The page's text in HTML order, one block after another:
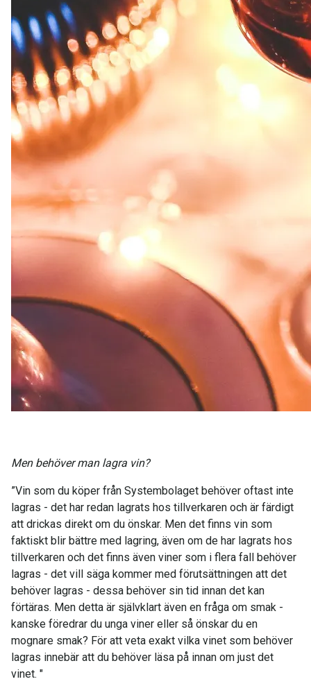
Men behöver man lagra vin?
”Vin som du köper från Systembolaget behöver oftast inte
lagras - det har redan lagrats hos tillverkaren och är färdigt
att drickas direkt om du önskar. Men det finns vin som
faktiskt blir bättre med lagring, även om de har lagrats hos
tillverkaren och det finns även viner som i flera fall behöver
lagras - det vill säga kommer med förutsättningen att det
behöver lagras - dessa behöver sin tid innan det kan
förtäras. Men detta är självklart även en fråga om smak -
kanske föredrar du unga viner eller så önskar du en
mognare smak? För att veta exakt vilka vinet som behöver
lagras innebär att du behöver läsa på innan om just det
vinet. "